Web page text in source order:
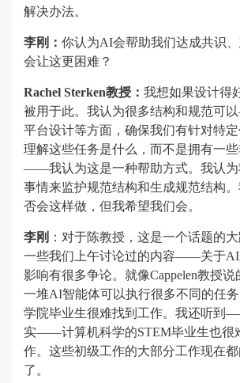
解决办法。
李刚： 你认为AI会帮助我们达成共识
会让这更困难？
Rachel Sterken教授： 我想如果设计得
被用于此。我认为很多结构和规范可
平台设计等方面，确保我们有针对特
理解这些任务是什么，而不是拥有一
——我认为这是一种帮助方式。我认为
事情来监护规范结构和生成规范结构
否会这样做，但我希望我们会。
李刚 ：对于陈教授，这是一个话题的
一些我们上午讨论过的内容——关于AI
影响有很多争论。就像Cappelen教授
一堆AI智能体可以执行很多不同的任
学院毕业生很难找到工作。我还听到
实——计算机科学的STEM毕业生也很
作。这些初级工作的大部分工作现在
了。